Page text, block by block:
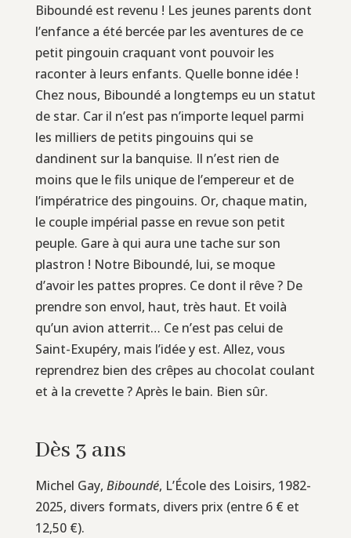
Biboundé est revenu ! Les jeunes parents dont
l’enfance a été bercée par les aventures de ce
petit pingouin craquant vont pouvoir les
raconter à leurs enfants. Quelle bonne idée !
Chez nous, Biboundé a longtemps eu un statut
de star. Car il n’est pas n’importe lequel parmi
les milliers de petits pingouins qui se
dandinent sur la banquise. Il n’est rien de
moins que le fils unique de l’empereur et de
l’impératrice des pingouins. Or, chaque matin,
le couple impérial passe en revue son petit
peuple. Gare à qui aura une tache sur son
plastron ! Notre Biboundé, lui, se moque
d’avoir les pattes propres. Ce dont il rêve ? De
prendre son envol, haut, très haut. Et voilà
qu’un avion atterrit… Ce n’est pas celui de
Saint-Exupéry, mais l’idée y est. Allez, vous
reprendrez bien des crêpes au chocolat coulant
et à la crevette ? Après le bain. Bien sûr.
Dès 3 ans
Michel Gay, Biboundé, L’École des Loisirs, 1982-
2025, divers formats, divers prix (entre 6 € et
12,50 €).